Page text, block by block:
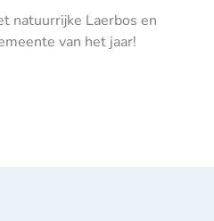
natuurrijke Laerbos en
van het jaar!